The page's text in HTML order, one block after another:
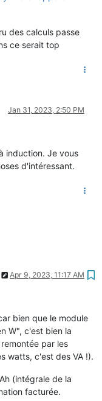
des calculs passe
ce serait top
Jan 31, 2023, 2:50 PM
induction. Je vous
d'intéressant.
Apr 9, 2023, 11:17 AM
bien que le module
W", c'est bien la
par les
watts, c'est des VA !).
(intégrale de la
facturée.